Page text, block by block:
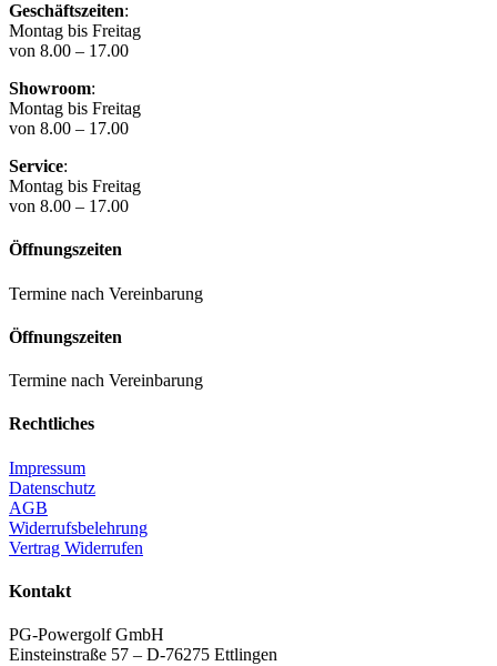
Geschäftszeiten:
Montag bis Freitag
von 8.00 – 17.00
Showroom:
Montag bis Freitag
von 8.00 – 17.00
Service:
Montag bis Freitag
von 8.00 – 17.00
Öffnungszeiten
Termine nach Vereinbarung
Öffnungszeiten
Termine nach Vereinbarung
Rechtliches
Impressum
Datenschutz
AGB
Widerrufsbelehrung
Vertrag Widerrufen
Kontakt
PG-Powergolf GmbH
Einsteinstraße 57 – D-76275 Ettlingen